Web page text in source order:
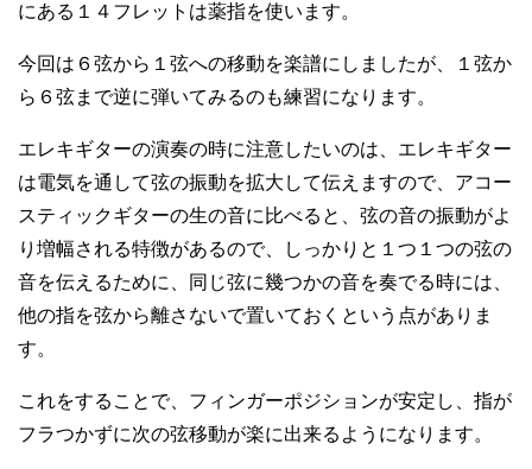
にある１４フレットは薬指を使います。
今回は６弦から１弦への移動を楽譜にしましたが、１弦か
ら６弦まで逆に弾いてみるのも練習になります。
エレキギターの演奏の時に注意したいのは、エレキギター
は電気を通して弦の振動を拡大して伝えますので、アコー
スティックギターの生の音に比べると、弦の音の振動がよ
り増幅される特徴があるので、しっかりと１つ１つの弦の
音を伝えるために、同じ弦に幾つかの音を奏でる時には、
他の指を弦から離さないで置いておくという点がありま
す。
これをすることで、フィンガーポジションが安定し、指が
フラつかずに次の弦移動が楽に出来るようになります。